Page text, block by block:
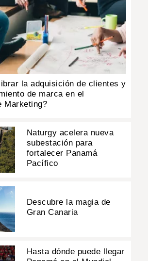
la adquisición de clientes y
de marca en el
Marketing?
Naturgy acelera nueva
subestación para
fortalecer Panamá
Pacífico
Descubre la magia de
Gran Canaria
Hasta dónde puede llegar